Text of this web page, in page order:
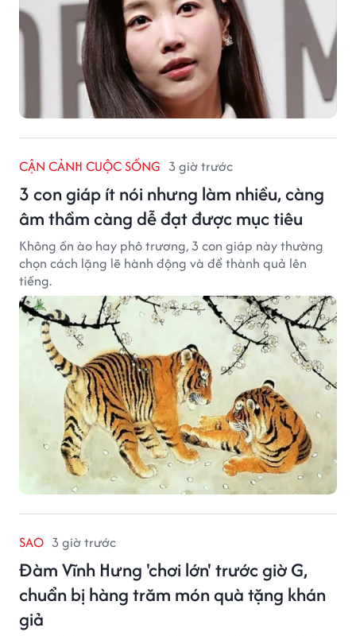
CẬN CẢNH CUỘC SỐNG 3 giờ trước
3 con giáp ít nói nhưng làm nhiều, càng
âm thầm càng dễ đạt được mục tiêu
Không ồn ào hay phô trương, 3 con giáp này thường
chọn cách lặng lẽ hành động và để thành quả lên
tiếng.
SAO 3 giờ trước
Đàm Vĩnh Hưng 'chơi lớn' trước giờ G,
chuẩn bị hàng trăm món quà tặng khán
giả